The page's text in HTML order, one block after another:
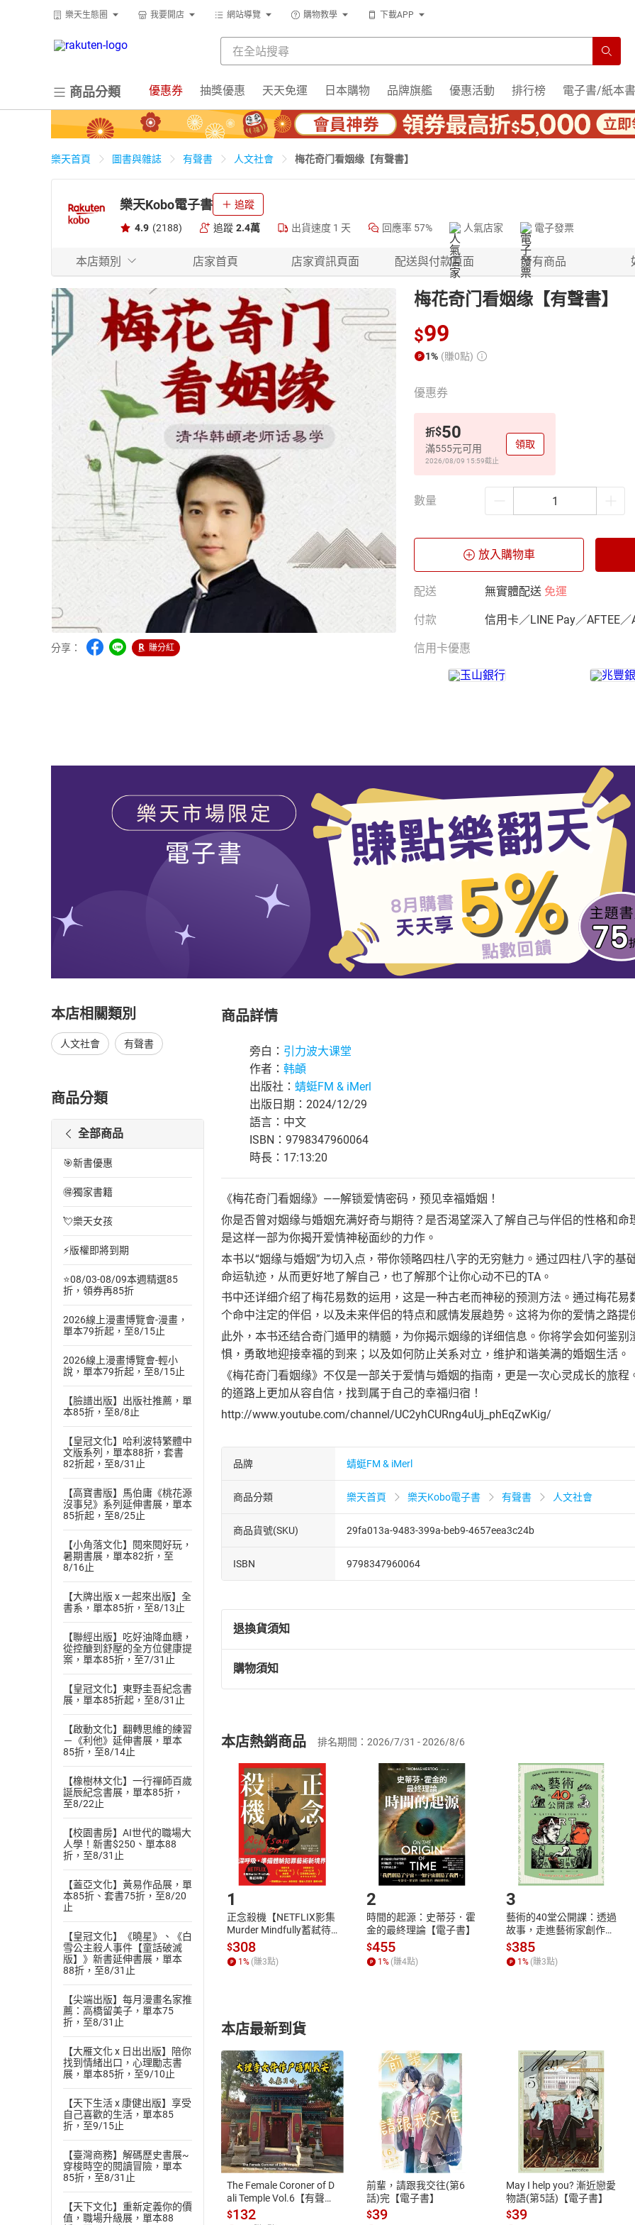
樂天生態圈 我要開店 網站導覽 購物教學 下載APP
商品分類 優惠券 抽獎優惠 天天免運 日本購物 品牌旗艦 優惠活動 排行榜 電子書/紙本書
樂天首頁 圖書與雜誌 有聲書 人文社會 梅花奇门看姻缘【有聲書】
樂天Kobo電子書 追蹤
4.9 (2188) 追蹤 2.4萬 出貨速度 1 天 回應率 57% 人氣店家 電子發票
本店類別 店家首頁 店家資訊頁面 配送與付款頁面 所有商品
分享： 賺分紅
梅花奇门看姻缘【有聲書】
$99
1% (賺0點)
優惠券
折$50
滿555元可用
2026/08/09 15:59截止
領取
數量
放入購物車
配送 無實體配送 免運
付款 信用卡／LINE Pay／AFTEE／
信用卡優惠
本店相關類別
人文社會 有聲書
商品分類
全部商品
🎯新書優惠
🉐獨家書籍
💘樂天女孩
⚡版權即將到期
⭐08/03-08/09本週精選85
折，領券再85折
2026線上漫畫博覽會-漫畫，
單本79折起，至8/15止
2026線上漫畫博覽會-輕小
說，單本79折起，至8/15止
【臉譜出版】出版社推薦，單
本85折，至8/8止
【皇冠文化】哈利波特繁體中
文版系列，單本88折，套書
82折起，至8/31止
【高寶書版】馬伯庸《桃花源
沒事兒》系列延伸書展，單本
85折起，至8/25止
【小角落文化】閱來閱好玩，
暑期書展，單本82折，至
8/16止
【大牌出版 x 一起來出版】全
書系，單本85折，至8/13止
【聯經出版】吃好油降血糖，
從控醣到舒壓的全方位健康提
案，單本85折，至7/31止
【皇冠文化】東野圭吾紀念書
展，單本85折起，至8/31止
【啟動文化】翻轉思維的練習
－《利他》延伸書展，單本
85折，至8/14止
【橡樹林文化】一行禪師百歲
誕辰紀念書展，單本85折，
至8/22止
【校園書房】AI世代的職場大
人學！新書$250、單本88
折，至8/31止
【蓋亞文化】黃易作品展，單
本85折、套書75折，至8/20
止
【皇冠文化】《曉星》、《白
雪公主殺人事件【童話破滅
版】》新書延伸書展，單本
88折，至8/31止
【尖端出版】每月漫畫名家推
薦：高橋留美子，單本75
折，至8/31止
【大雁文化 x 日出出版】陪你
找到情緒出口，心理勵志書
展，單本85折，至9/10止
【天下生活 x 康健出版】享受
自己喜歡的生活，單本85
折，至9/15止
【臺灣商務】解碼歷史書展~
穿梭時空的閱讀冒險，單本
85折，至8/31止
【天下文化】重新定義你的價
值，職場升級展，單本88
商品詳情
旁白： 引力波大课堂
作者： 韩頔
出版社： 蜻蜓FM & iMerl
出版日期：2024/12/29
語言：中文
ISBN：9798347960064
時長：17:13:20
《梅花奇门看姻缘》——解锁爱情密码，预见幸福婚姻！
你是否曾对姻缘与婚姻充满好奇与期待？是否渴望深入了解自己与伴侣的性格和
是这样一部为你揭开爱情神秘面纱的力作。
本书以“姻缘与婚姻”为切入点，带你领略四柱八字的无穷魅力。通过四柱八字的
命运轨迹，从而更好地了解自己，也了解那个让你心动不已的TA。
书中还详细介绍了梅花易数的运用，这是一种古老而神秘的预测方法。通过梅花
个命中注定的伴侣，以及未来伴侣的特点和感情发展趋势。这将为你的爱情之路提
此外，本书还结合奇门遁甲的精髓，为你揭示姻缘的详细信息。你将学会如何鉴
惧，勇敢地迎接幸福的到来；以及如何防止关系对立，维护和谐美满的婚姻生活。
《梅花奇门看姻缘》不仅是一部关于爱情与婚姻的指南，更是一次心灵成长的旅
的道路上更加从容自信，找到属于自己的幸福归宿！
http://www.youtube.com/channel/UC2yhCURng4uUj_phEqZwKig/
品牌 蜻蜓FM & iMerl
商品分類 樂天首頁 樂天Kobo電子書 有聲書 人文社會
商品貨號(SKU) 29fa013a-9483-399a-beb9-4657eea3c24b
ISBN 9798347960064
退換貨須知
退換貨規定：
(一)依消費者保護法第19條第1項後段暨通訊交易解除權合理例外情事適用
(二)消費者訂購本店鋪之商品即代表知悉本店鋪所銷售之商品為電子書，
且已下載/存取電子書，不得請求退貨退款。
退貨方式：您欲取消訂單或辦理退貨時，請登入樂天市場，並於「我的訂單
貨」，本店鋪將依您的申請進行審核，待審核通過後將為您辦理退款事宜。
請注意，樂天市場須以整筆訂單為單位進行取消/退貨，恕無法以單支商品取
購物須知
挑選商品
Choose
放入購物車
Shopping cart
登入帳號
Login
購書後，如何開始使用？
Step1.選擇閱讀載具 Step2.登入
付款方式
ATM轉帳、信用卡、LINE PAY、AFTEE
退換貨規範
本店是否提供消費者保護法七日猶
之權利，遽消費者保護法及通訊交
除權合理例外情事適用準則，依商
質各有不同規定。詳細退換貨說明
本店熱銷商品 排名期間：2026/7/31 - 2026/8/6
1
正念殺機【NETFLIX影集
Murder Mindfully蓄弒待
發】【電子書】
$308
1% (賺3點)
2
時間的起源：史蒂芬．霍
金的最終理論【電子書】
$455
1% (賺4點)
3
藝術的40堂公開課：透過
故事，走進藝術家創作現
場，看藝術如何誕生、如
何形塑人類生活【電子
書】
$385
1% (賺3點)
本店最新到貨
The Female Coroner of D
ali Temple Vol.6【有聲
書】
$132
前輩，請跟我交往(第6
話)完【電子書】
$39
May I help you? 漸近戀愛
物語(第5話)【電子書】
$39